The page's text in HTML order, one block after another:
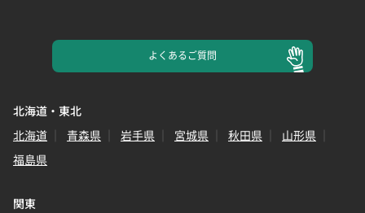
よくあるご質問
北海道・東北
北海道
青森県 岩手県 宮城県 秋田県
山形県
福島県
関東